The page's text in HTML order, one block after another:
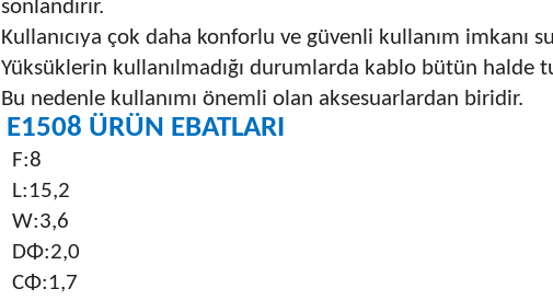
sonlandırır.
Kullanıcıya çok daha konforlu ve güvenli kullanım imkanı
Yüksüklerin kullanılmadığı durumlarda kablo bütün halde
Bu nedenle kullanımı önemli olan aksesuarlardan biridir.
E1508 ÜRÜN EBATLARI
F:8
L:15,2
W:3,6
DΦ:2,0
CΦ:1,7